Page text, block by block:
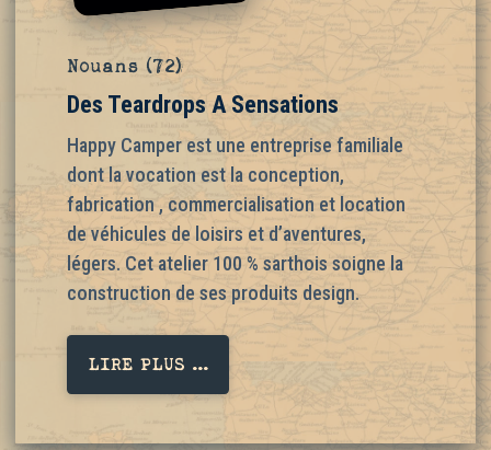
Nouans (72)
Des Teardrops A Sensations
Happy Camper est une entreprise familiale
dont la vocation est la conception,
fabrication , commercialisation et location
de véhicules de loisirs et d’aventures,
légers. Cet atelier 100 % sarthois soigne la
construction de ses produits design.
LIRE PLUS ...